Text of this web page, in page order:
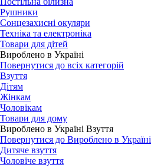
Рушники
Сонцезахисні окуляри
Техніка та електроніка
Товари для дітей
Вироблено в Україні
Повернутися до всіх категорій
Взуття
Дітям
Жінкам
Чоловікам
Товари для дому
Вироблено в Україні Взуття
Повернутися до Вироблено в Україні
Дитяче взуття
Чоловіче взуття